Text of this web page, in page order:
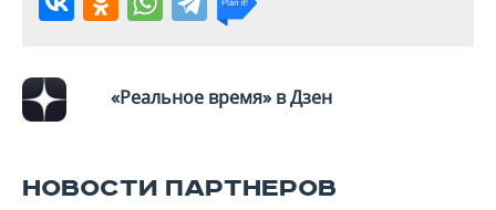
КИБЕРСПОРТ
ВОДНЫЕ ВИДЫ СПОРТА
КУЛЬТУРА
ОБРАЗОВАНИЕ
СПИСОК КОМПАНИЙ
«Реальное время» в Дзен
НОВОСТИ ПАРТНЕРОВ